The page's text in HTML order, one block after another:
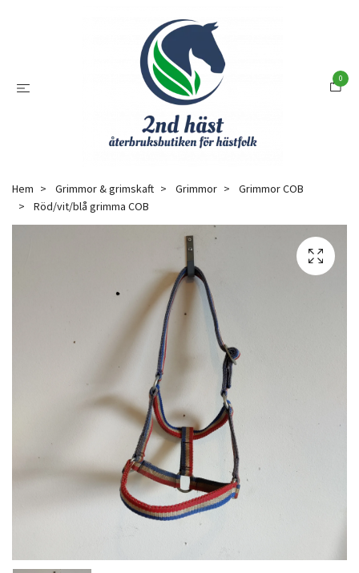
0
Hem Grimmor & grimskaft Grimmor
Grimmor COB
Röd/vit/blå grimma COB